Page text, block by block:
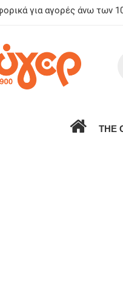
για αγορές άνω των
THE